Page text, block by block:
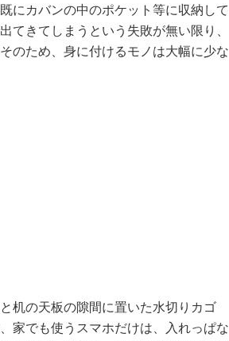
にカバンの中のポケット等に収納して
てきてしまうという失敗が無い限り、
のため、身に付けるモノは大幅に少な
机の天板の隙間に置いた水切りカゴ
家でも使うスマホだけは、入れっぱな